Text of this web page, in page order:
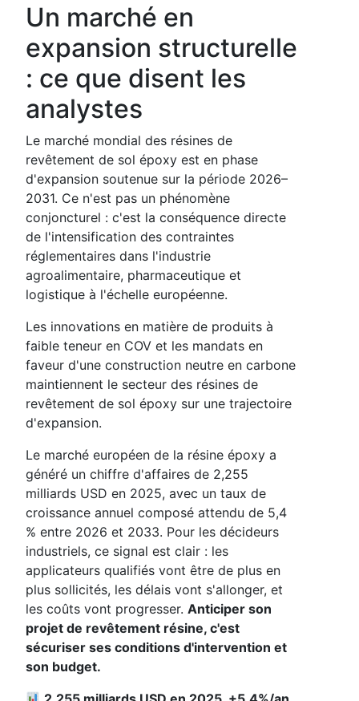
Un marché en
expansion structurelle
: ce que disent les
analystes
Le marché mondial des résines de
revêtement de sol époxy est en phase
d'expansion soutenue sur la période 2026–
2031. Ce n'est pas un phénomène
conjoncturel : c'est la conséquence directe
de l'intensification des contraintes
réglementaires dans l'industrie
agroalimentaire, pharmaceutique et
logistique à l'échelle européenne.
Les innovations en matière de produits à
faible teneur en COV et les mandats en
faveur d'une construction neutre en carbone
maintiennent le secteur des résines de
revêtement de sol époxy sur une trajectoire
d'expansion.
Le marché européen de la résine époxy a
généré un chiffre d'affaires de 2,255
milliards USD en 2025, avec un taux de
croissance annuel composé attendu de 5,4
% entre 2026 et 2033. Pour les décideurs
industriels, ce signal est clair : les
applicateurs qualifiés vont être de plus en
plus sollicités, les délais vont s'allonger, et
les coûts vont progresser. Anticiper son
projet de revêtement résine, c'est
sécuriser ses conditions d'intervention et
son budget.